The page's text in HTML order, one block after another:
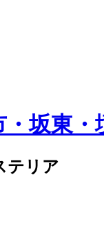
テリア